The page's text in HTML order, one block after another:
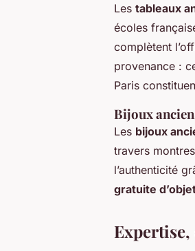
Les tableaux
écoles
complètent
provenance :
Paris
Bijoux
Les bijoux
travers
l’authenticité
gratuite
Expertise,